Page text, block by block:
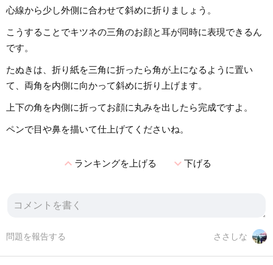
心線から少し外側に合わせて斜めに折りましょう。
こうすることでキツネの三角のお顔と耳が同時に表現できるん
です。
たぬきは、折り紙を三角に折ったら角が上になるように置い
て、両角を内側に向かって斜めに折り上げます。
上下の角を内側に折ってお顔に丸みを出したら完成ですよ。
ペンで目や鼻を描いて仕上げてくださいね。
expand_lessランキングを上げる expand_more下げる
ささしな
問題を報告する